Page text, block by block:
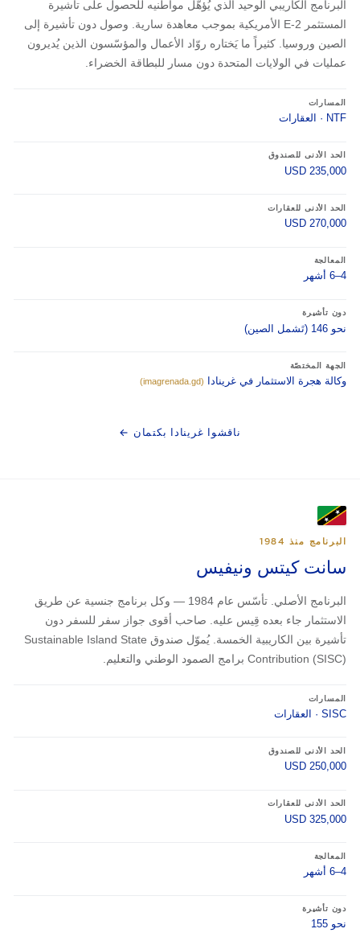
البرنامج الكاريبي الوحيد الذي يُؤهّل مواطنيه للحصول على تأشيرة
المستثمر E-2 الأمريكية بموجب معاهدة سارية. وصول دون تأشيرة إلى
الصين وروسيا. كثيراً ما يَختاره روّاد الأعمال والمؤسّسون الذين يُديرون
عمليات في الولايات المتحدة دون مسار للبطاقة الخضراء.
المسارات
NTF · العقارات
الحد الأدنى للصندوق
USD 235,000
الحد الأدنى للعقارات
USD 270,000
المعالجة
4–6 أشهر
دون تأشيرة
نحو 146 (تَشمل الصين)
الجهة المختصّة
وكالة هجرة الاستثمار في غرينادا (imagrenada.gd)
ناقشوا غرينادا بكتمان ←
البرنامج منذ 1984
سانت كيتس ونيفيس
البرنامج الأصلي. تأسّس عام 1984 — وكل برنامج جنسية عن طريق
الاستثمار جاء بعده قِيس عليه. صاحب أقوى جواز سفر للسفر دون
تأشيرة بين الكاريبية الخمسة. يُموّل صندوق Sustainable Island State
Contribution (SISC) برامج الصمود الوطني والتعليم.
المسارات
SISC · العقارات
الحد الأدنى للصندوق
USD 250,000
الحد الأدنى للعقارات
USD 325,000
المعالجة
4–6 أشهر
دون تأشيرة
نحو 155